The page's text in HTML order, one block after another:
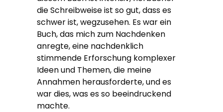
die Schreibweise ist so gut, dass es
schwer ist, wegzusehen. Es war ein
Buch, das mich zum Nachdenken
anregte, eine nachdenklich
stimmende Erforschung komplexer
Ideen und Themen, die meine
Annahmen herausforderte, und es
war dies, was es so beeindruckend
machte.